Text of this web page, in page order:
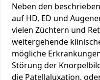
Neben den
auf HD, ED und
vielen Züchtern und
weitergehende
mögliche
Störung der
die Patellaluxation,